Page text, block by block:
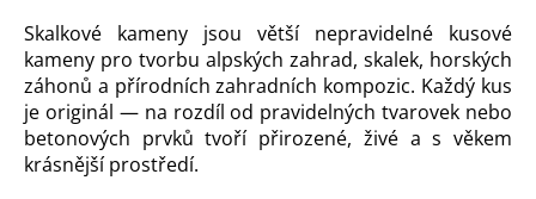
Skalkové kameny jsou větší nepravidelné kusové
kameny pro tvorbu alpských zahrad, skalek, horských
záhonů a přírodních zahradních kompozic. Každý kus
je originál — na rozdíl od pravidelných tvarovek nebo
betonových prvků tvoří přirozené, živé a s věkem
krásnější prostředí.